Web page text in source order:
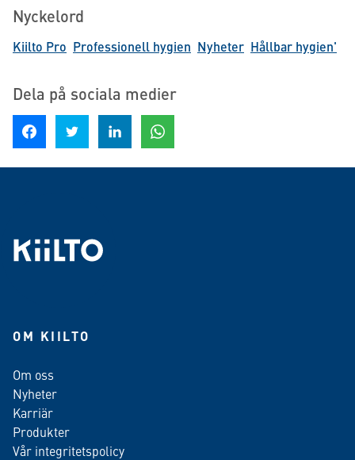
Nyckelord
Kiilto Pro Professionell hygien Nyheter Hållbar hygien'
Dela på sociala medier
Dela på Facebook Dela på Twitter Dela på LinkedIn
OM KIILTO
Om oss
Nyheter
Karriär
Produkter
Vår integritetspolicy